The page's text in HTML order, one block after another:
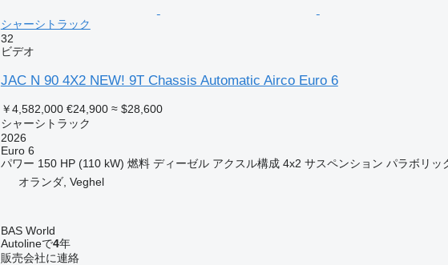
シャーシトラック
32
ビデオ
JAC N 90 4X2 NEW! 9T Chassis Automatic Airco Euro 6
￥4,582,000 €24,900 ≈ $28,600
シャーシトラック
2026
Euro 6
パワー 150 HP (110 kW) 燃料 ディーゼル アクスル構成 4x2 サスペンション パラボリッ
オランダ, Veghel
BAS World
Autolineで4年
販売会社に連絡